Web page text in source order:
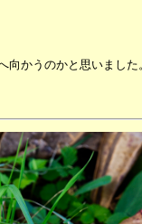
向かうのかと思いました